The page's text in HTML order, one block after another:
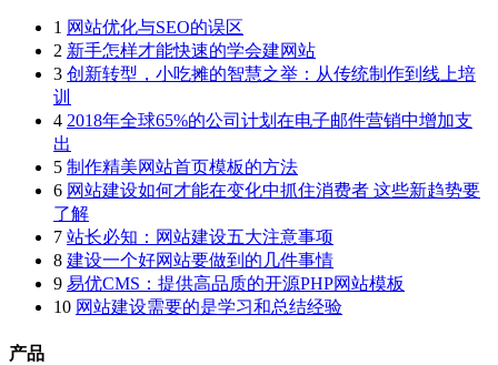
1 网站优化与SEO的误区
2 新手怎样才能快速的学会建网站
3 创新转型，小吃摊的智慧之举：从传统制作到线上培
训
4 2018年全球65%的公司计划在电子邮件营销中增加支
出
5 制作精美网站首页模板的方法
6 网站建设如何才能在变化中抓住消费者 这些新趋势要
了解
7 站长必知：网站建设五大注意事项
8 建设一个好网站要做到的几件事情
9 易优CMS：提供高品质的开源PHP网站模板
10 网站建设需要的是学习和总结经验
产品